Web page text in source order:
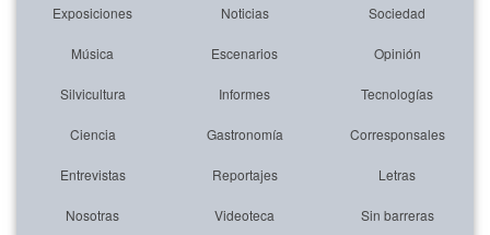
Exposiciones Noticias Sociedad
Música Escenarios Opinión
Silvicultura Informes Tecnologías
Ciencia Gastronomía Corresponsales
Entrevistas Reportajes Letras
Nosotras Videoteca Sin barreras